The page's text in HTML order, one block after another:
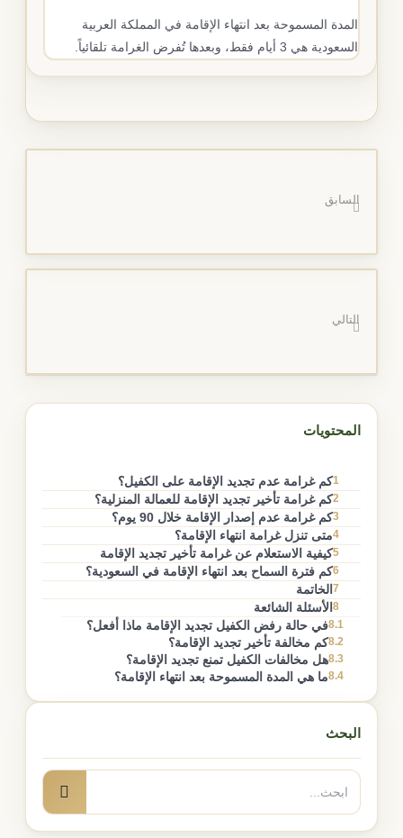
المدة المسموحة بعد انتهاء الإقامة في المملكة العربية
السعودية هي 3 أيام فقط، وبعدها تُفرض الغرامة تلقائياً.
السابق
التالي
المحتويات
1كم غرامة عدم تجديد الإقامة على الكفيل؟
2كم غرامة تأخير تجديد الإقامة للعمالة المنزلية؟
3كم غرامة عدم إصدار الإقامة خلال 90 يوم؟
4متى تنزل غرامة انتهاء الإقامة؟
5كيفية الاستعلام عن غرامة تأخير تجديد الإقامة
6كم فترة السماح بعد انتهاء الإقامة في السعودية؟
7 الخاتمة
8 الأسئلة الشائعة
8.1في حالة رفض الكفيل تجديد الإقامة ماذا أفعل؟
8.2كم مخالفة تأخير تجديد الإقامة؟
8.3هل مخالفات الكفيل تمنع تجديد الإقامة؟
8.4ما هي المدة المسموحة بعد انتهاء الإقامة؟
البحث
البحث
عن:
بحث